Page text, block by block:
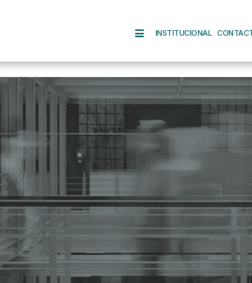
INSTITUCIONAL